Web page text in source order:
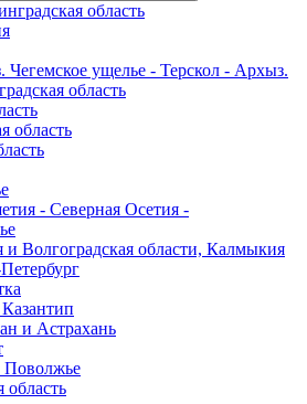
область
Чегемское ущелье - Терскол - Архыз.
область
область
- Северная Осетия -
и Волгоградская области, Калмыкия
и Астрахань
Поволжье
область